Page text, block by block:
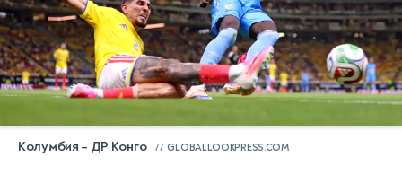
Колумбия – ДР Конго GLOBALLOOKPRESS.COM